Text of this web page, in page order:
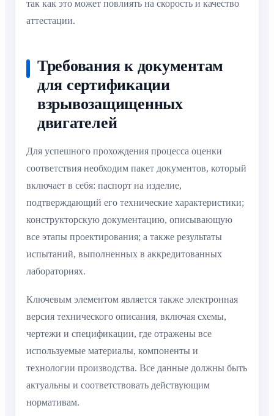
так как это может повлиять на скорость и качество
аттестации.
Требования к документам
для сертификации
взрывозащищенных
двигателей
Для успешного прохождения процесса оценки
соответствия необходим пакет документов, который
включает в себя: паспорт на изделие,
подтверждающий его технические характеристики;
конструкторскую документацию, описывающую
все этапы проектирования; а также результаты
испытаний, выполненных в аккредитованных
лабораториях.
Ключевым элементом является также электронная
версия технического описания, включая схемы,
чертежи и спецификации, где отражены все
используемые материалы, компоненты и
технологии производства. Все данные должны быть
актуальны и соответствовать действующим
нормативам.